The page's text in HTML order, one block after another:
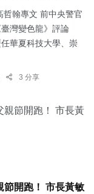
翰專文 前中央警官
灣變色龍》評論
華夏科技大學、崇
3 分享
節開跑！ 市長黃敏